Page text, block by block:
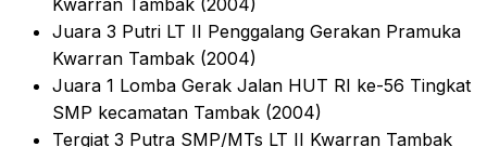
Kwarran Tambak (2004)
Juara 3 Putri LT II Penggalang Gerakan Pramuka
Kwarran Tambak (2004)
Juara 1 Lomba Gerak Jalan HUT RI ke-56 Tingkat
SMP kecamatan Tambak (2004)
Tergiat 3 Putra SMP/MTs LT II Kwarran Tambak